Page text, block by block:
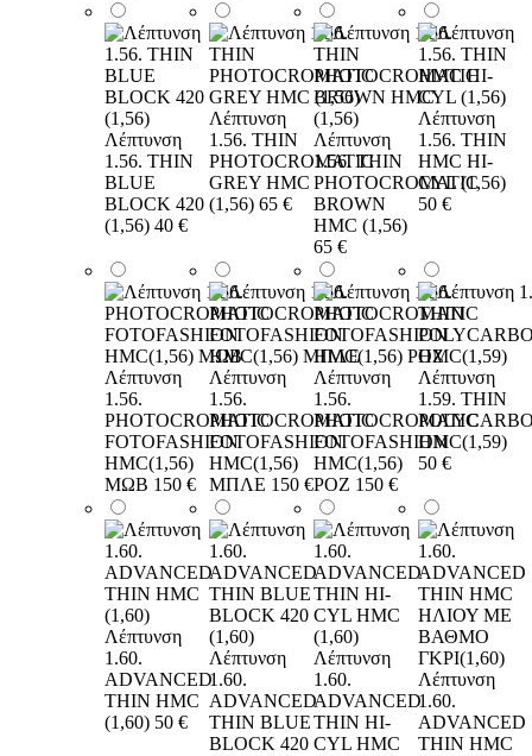
Λέπτυνση
1.56. THIN
BLUE
BLOCK 420
(1,56) 40 €
Λέπτυνση
1.56. THIN
PHOTOCROMATIC
GREY HMC
(1,56) 65 €
Λέπτυνση
1.56. THIN
PHOTOCROMATIC
BROWN
HMC (1,56)
65 €
Λέπτυνση
1.56. THIN
HMC HI-
CYL (1,56)
50 €
Λέπτυνση
1.56.
PHOTOCROMATIC
FOTOFASHION
HMC(1,56)
ΜΩΒ 150 €
Λέπτυνση
1.56.
PHOTOCROMATIC
FOTOFASHION
HMC(1,56)
ΜΠΛΕ 150 €
Λέπτυνση
1.56.
PHOTOCROMATIC
FOTOFASHION
HMC(1,56)
ΡΟΖ 150 €
Λέπτυνση
1.59. THIN
HMC(1,59)
50 €
Λέπτυνση
1.60.
ADVANCED
THIN HMC
(1,60) 50 €
Λέπτυνση
1.60.
ADVANCED
THIN BLUE
BLOCK 420
Λέπτυνση
1.60.
ADVANCED
THIN HI-
CYL HMC
Λέπτυνση
1.60.
ADVANCED
THIN HMC